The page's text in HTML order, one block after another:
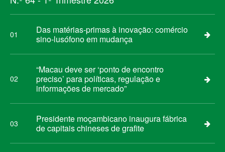
01
Das matérias-primas à inovação: comércio
sino-lusófono em mudança
02
“Macau deve ser ‘ponto de encontro
preciso’ para políticas, regulação e
informações de mercado”
03
Presidente moçambicano inaugura fábrica
de capitais chineses de grafite